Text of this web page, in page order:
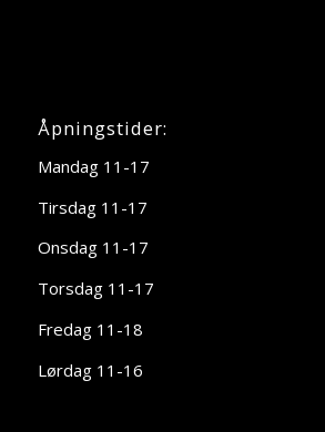
Åpningstider:
Mandag 11-17
Tirsdag 11-17
Onsdag 11-17
Torsdag 11-17
Fredag 11-18
Lørdag 11-16